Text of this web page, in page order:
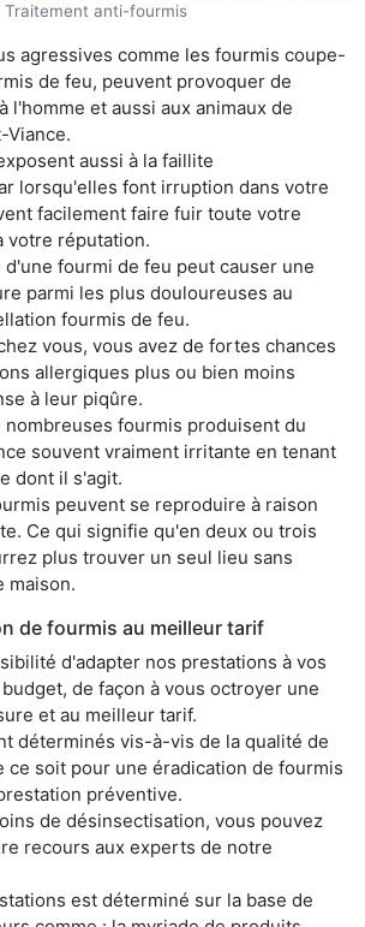
Traitement anti-fourmis
agressives comme les fourmis coupe-
de feu, peuvent provoquer de
l'homme et aussi aux animaux de
Viance.
aussi à la faillite
lorsqu'elles font irruption dans votre
facilement faire fuir toute votre
votre réputation.
fourmi de feu peut causer une
parmi les plus douloureuses au
fourmis de feu.
vous, vous avez de fortes chances
allergiques plus ou bien moins
à leur piqûre.
nombreuses fourmis produisent du
souvent vraiment irritante en tenant
dont il s'agit.
peuvent se reproduire à raison
Ce qui signifie qu'en deux ou trois
plus trouver un seul lieu sans
maison.
de fourmis au meilleur tarif
d'adapter nos prestations à vos
de façon à vous octroyer une
et au meilleur tarif.
déterminés vis-à-vis de la qualité de
ce soit pour une éradication de fourmis
préventive.
de désinsectisation, vous pouvez
recours aux experts de notre
est déterminé sur la base de